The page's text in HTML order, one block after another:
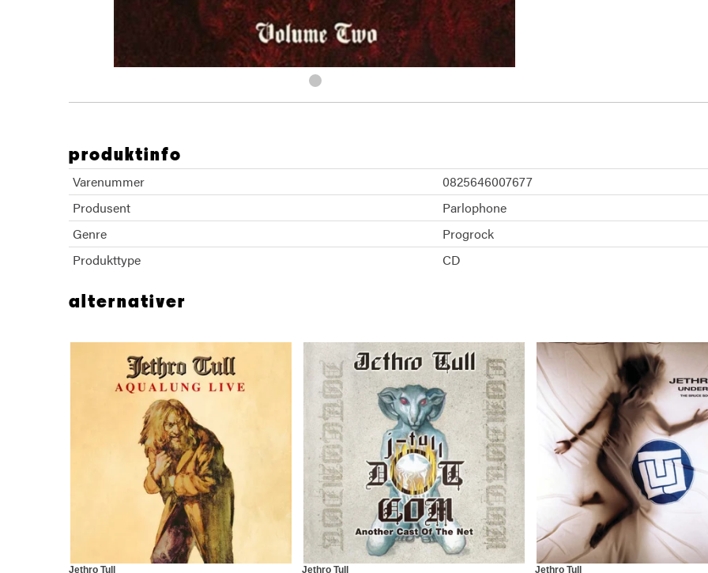
produktinfo
Varenummer
0825646007677
Produsent
Parlophone
Genre
Progrock
Produkttype
CD
alternativer
Jethro Tull Jethro Tull Jethro Tull